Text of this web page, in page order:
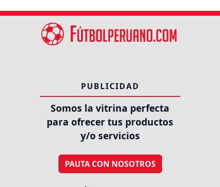
PUBLICIDAD
Somos la vitrina perfecta
para ofrecer tus productos
y/o servicios
PAUTA CON NOSOTROS